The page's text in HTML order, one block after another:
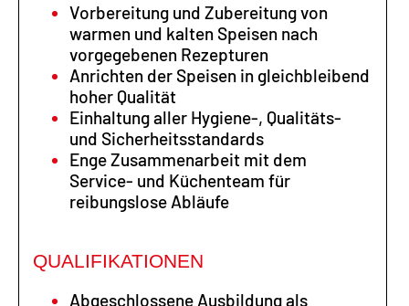
Vorbereitung und Zubereitung von
warmen und kalten Speisen nach
vorgegebenen Rezepturen
Anrichten der Speisen in gleichbleibend
hoher Qualität
Einhaltung aller Hygiene-, Qualitäts-
und Sicherheitsstandards
Enge Zusammenarbeit mit dem
Service- und Küchenteam für
reibungslose Abläufe
QUALIFIKATIONEN
Abgeschlossene Ausbildung als